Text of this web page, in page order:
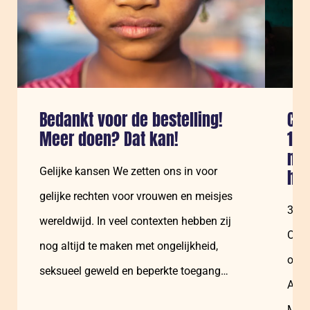
Bedankt voor de bestelling!
Meer doen? Dat kan!
Gelijke kansen We zetten ons in voor
gelijke rechten voor vrouwen en meisjes
wereldwijd. In veel contexten hebben zij
nog altijd te maken met ongelijkheid,
seksueel geweld en beperkte toegang…
3